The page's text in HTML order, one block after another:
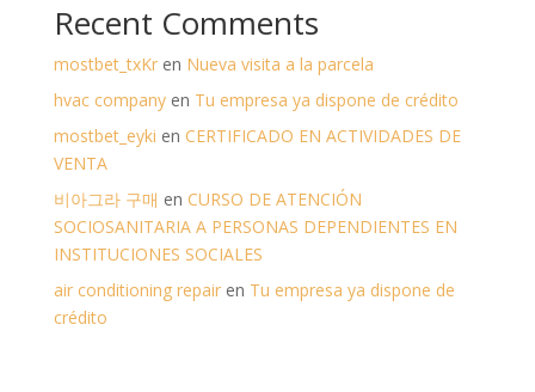
Recent Comments
mostbet_txKren Nueva visita a la parcela
hvac companyen Tu empresa ya dispone de crédito
mostbet_eyki en CERTIFICADO EN ACTIVIDADES DE
VENTA
비아그라 구매 en CURSO DE ATENCIÓN
SOCIOSANITARIA A PERSONAS DEPENDIENTES EN
INSTITUCIONES SOCIALES
air conditioning repairen Tu empresa ya dispone de
crédito